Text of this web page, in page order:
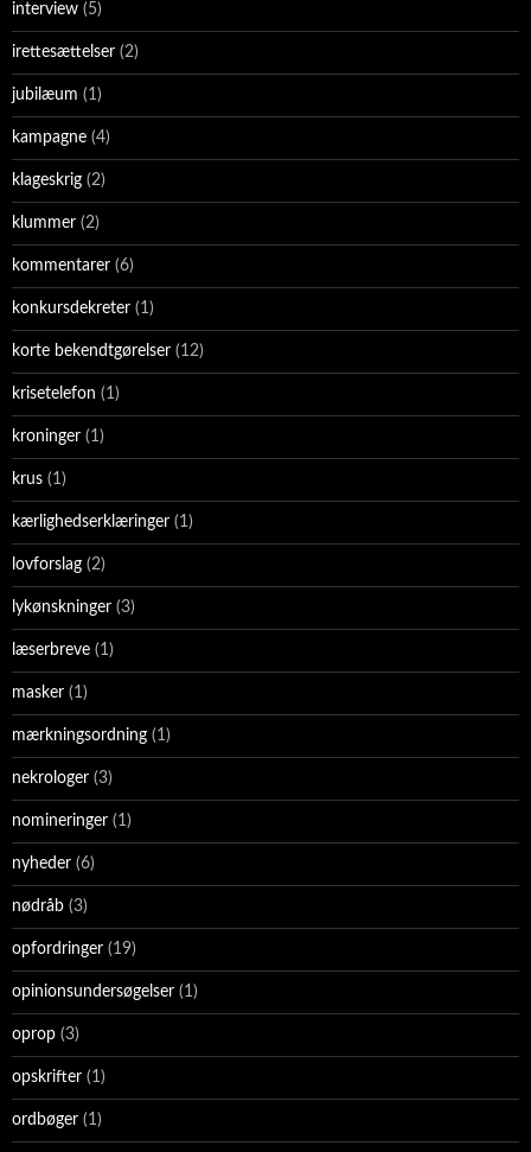
interview (5)
irettesættelser (2)
jubilæum (1)
kampagne (4)
klageskrig (2)
klummer (2)
kommentarer (6)
konkursdekreter (1)
korte bekendtgørelser (12)
krisetelefon (1)
kroninger (1)
krus (1)
kærlighedserklæringer (1)
lovforslag (2)
lykønskninger (3)
læserbreve (1)
masker (1)
mærkningsordning (1)
nekrologer (3)
nomineringer (1)
nyheder (6)
nødråb (3)
opfordringer (19)
opinionsundersøgelser (1)
oprop (3)
opskrifter (1)
ordbøger (1)